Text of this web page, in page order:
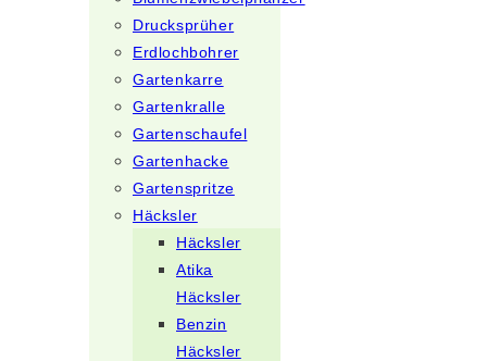
Drucksprüher
Erdlochbohrer
Gartenkarre
Gartenkralle
Gartenschaufel
Gartenhacke
Gartenspritze
Häcksler
Häcksler
Atika
Häcksler
Benzin
Häcksler